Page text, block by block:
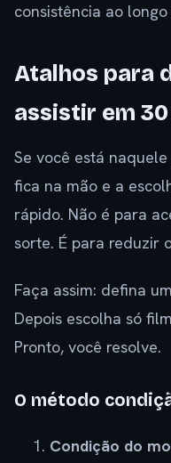
consistência ao
Atalhos para
assistir em
Se você está
fica na mão e a
rápido. Não é para
sorte. É para reduzir
Faça assim: defina
Depois escolha só
Pronto, você resolve.
O método
Condição do